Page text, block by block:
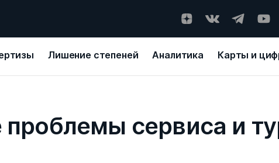
Лишение степеней Аналитика Карты и
сервиса и